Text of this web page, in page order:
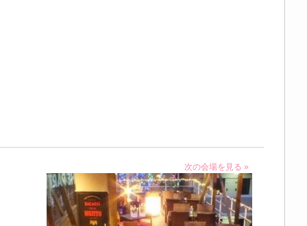
次の会場を見る »